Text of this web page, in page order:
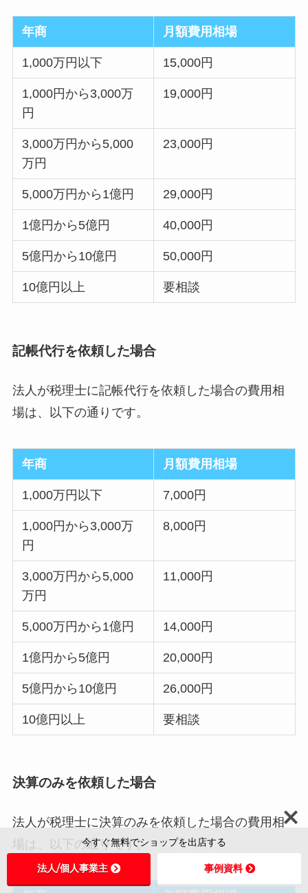
年商 月額費用相場
1,000万円以下 15,000円
1,000円から3,000万
円
19,000円
3,000万円から5,000
万円
23,000円
5,000万円から1億円 29,000円
1億円から5億円 40,000円
5億円から10億円 50,000円
10億円以上 要相談
記帳代行を依頼した場合
法人が税理士に記帳代行を依頼した場合の費用相
場は、以下の通りです。
年商 月額費用相場
1,000万円以下 7,000円
1,000円から3,000万
円
8,000円
3,000万円から5,000
万円
11,000円
5,000万円から1億円 14,000円
1億円から5億円 20,000円
5億円から10億円 26,000円
10億円以上 要相談
決算のみを依頼した場合
法人が税理士に決算のみを依頼した場合の費用相
場は、以下の通りです。今すぐ無料でショップを出店する
法人/個人事業主 事例資料